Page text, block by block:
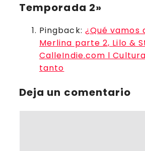
Temporada 2»
Pingback: ¿Qué vamos
Merlina parte 2, Lilo &
CalleIndie.com l
tanto
Deja un comentario